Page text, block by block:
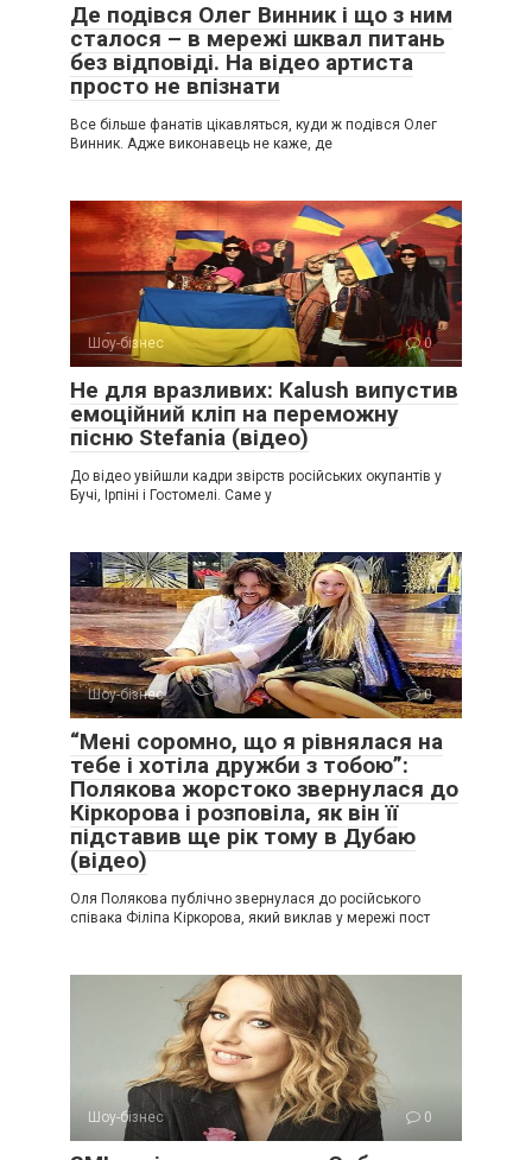
Де подівся Олег Винник і що з ним
сталося – в мережі шквал питань
без відповіді. На відео артиста
просто не впізнати
Все більше фанатів цікавляться, куди ж подівся Олег
Винник. Адже виконавець не каже, де
Шоу-бізнес 0
Не для вразливих: Kalush випустив
емоційний кліп на переможну
пісню Stefania (відео)
До відео увійшли кадри звірств російських окупантів у
Бучі, Ірпіні і Гостомелі. Саме у
Шоу-бізнес 0
“Мені соромно, що я рівнялася на
тебе і хотіла дружби з тобою”:
Полякова жорстоко звернулася до
Кіркорова і розповіла, як він її
підставив ще рік тому в Дубаю
(відео)
Оля Полякова публічно звернулася до російського
співака Філіпа Кіркорова, який виклав у мережі пост
Шоу-бізнес 0